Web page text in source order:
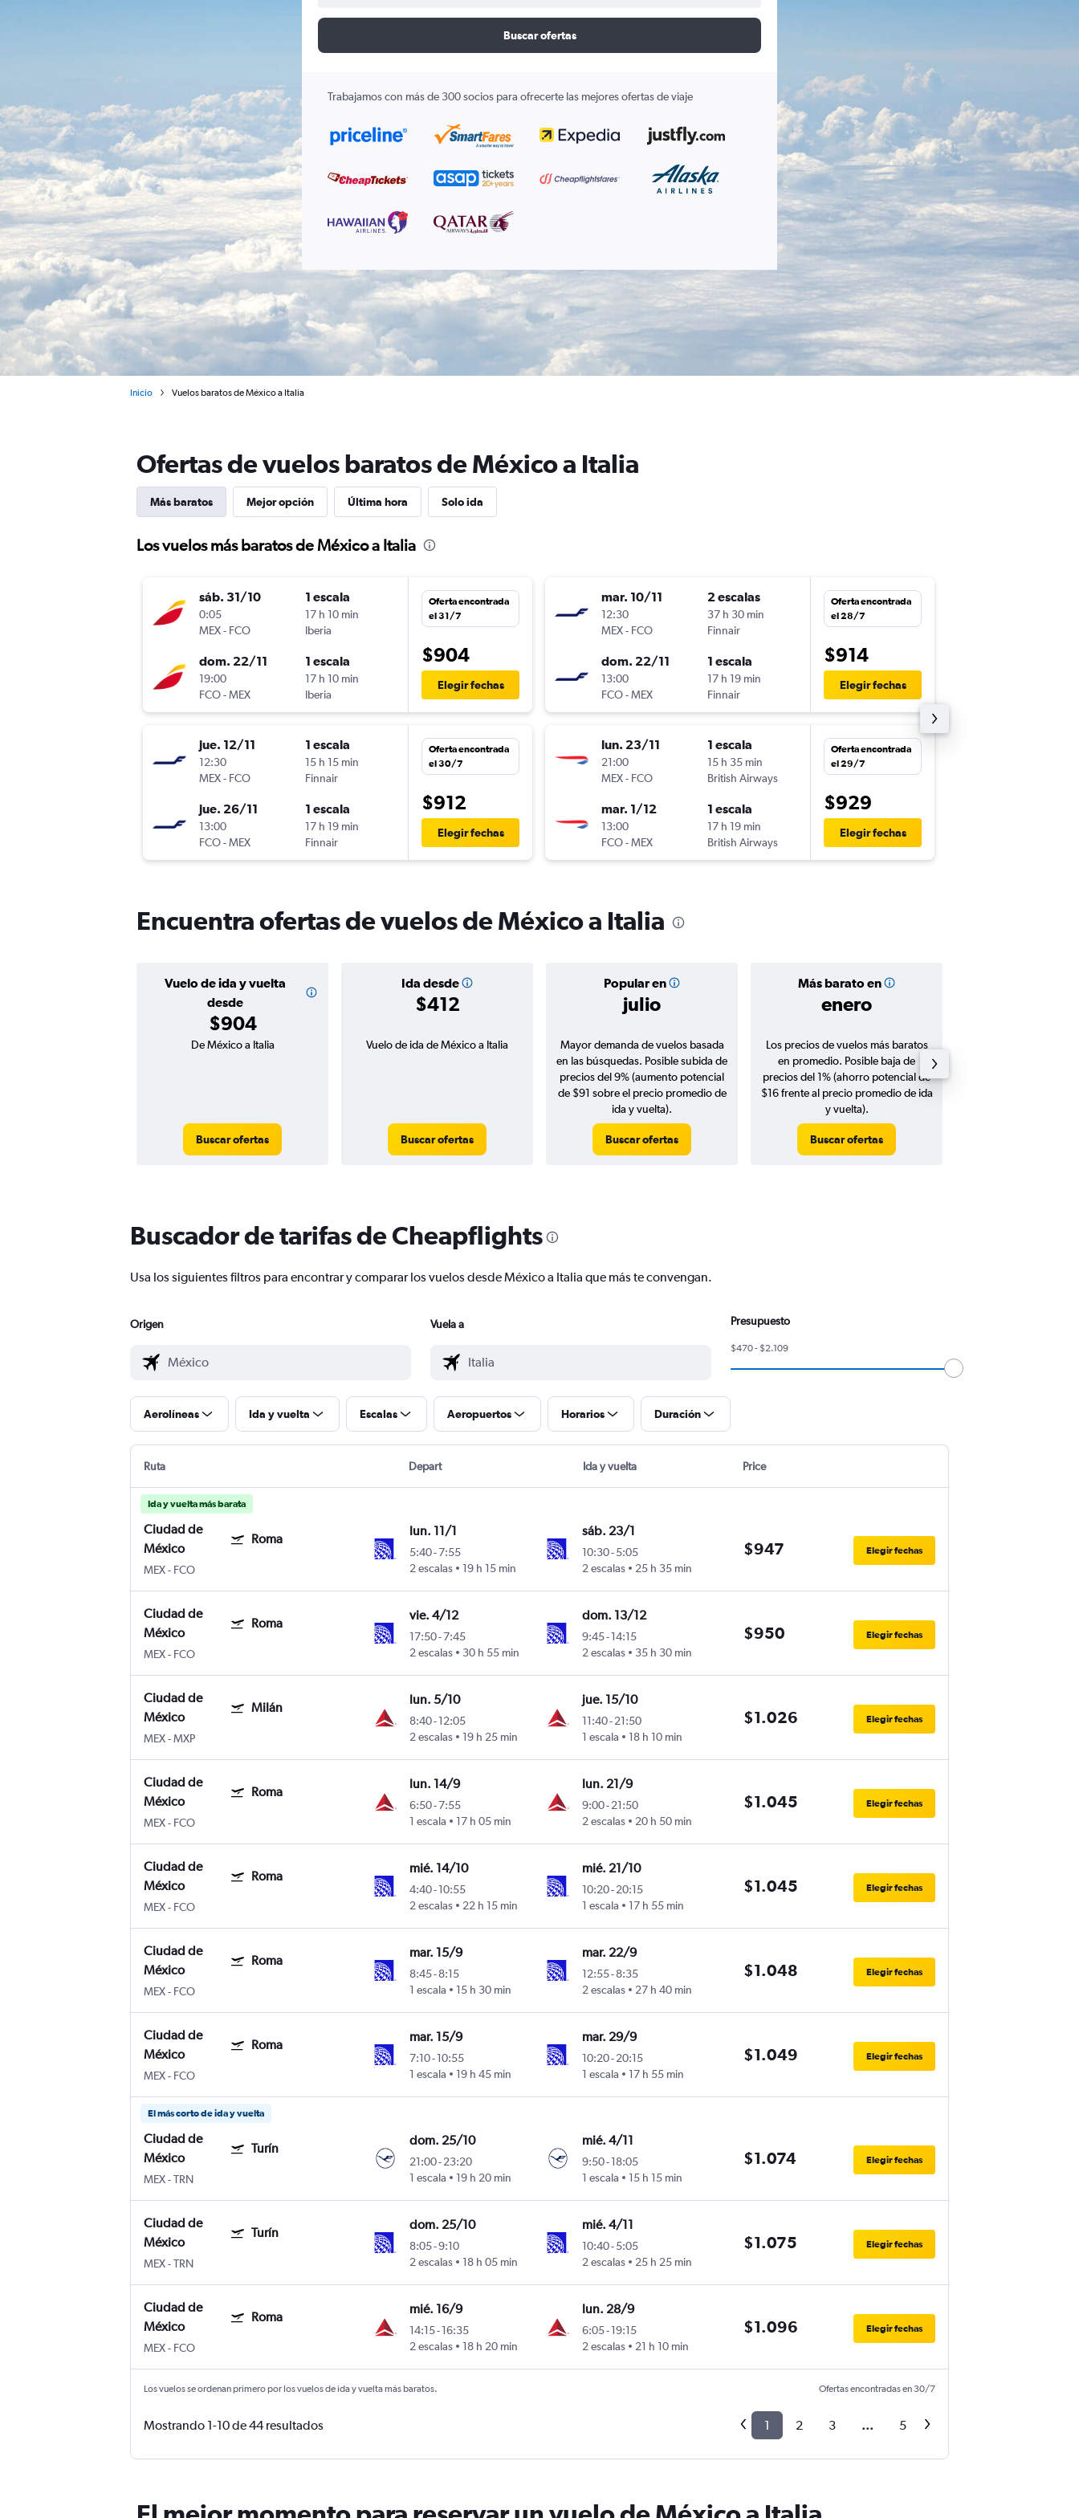
Buscar ofertas
Trabajamos con más de 300 socios para ofrecerte las mejores ofertas de viaje
Inicio Vuelos baratos de México a Italia
Ofertas de vuelos baratos de México a Italia
Más baratos Mejor opción Última hora Solo ida
Los vuelos más baratos de México a Italia
sáb. 31/10
0:05
MEX- FCO
1 escala
17 h 10 min
Iberia
dom. 22/11
19:00
FCO-MEX
1 escala
17 h 10 min
Iberia
Oferta encontrada
el 31/7
$904
Elegir fechas
jue. 12/11
12:30
MEX- FCO
1 escala
15 h 15 min
Finnair
jue. 26/11
13:00
FCO-MEX
1 escala
17 h 19 min
Finnair
Oferta encontrada
el 30/7
$912
Elegir fechas
mar. 10/11
12:30
MEX- FCO
2 escalas
37 h 30 min
Finnair
dom. 22/11
13:00
FCO-MEX
1 escala
17 h 19 min
Finnair
Oferta encontrada
el 28/7
$914
Elegir fechas
lun. 23/11
21:00
MEX- FCO
1 escala
15 h 35 min
British Airways
mar. 1/12
13:00
FCO-MEX
1 escala
17 h 19 min
British Airways
Oferta encontrada
el 29/7
$929
Elegir fechas
Encuentra ofertas de vuelos de México a Italia
Vuelo de ida y vuelta
desde
$904
Ida desde
$412
Popular en
julio
Más barato en
enero
De México a Italia
Buscar ofertas
Vuelo de ida de México a Italia
Buscar ofertas
Mayor demanda de vuelos basada
en las búsquedas. Posible subida de
precios del 9% (aumento potencial
de $91 sobre el precio promedio de
ida y vuelta).
Buscar ofertas
Los precios de vuelos más baratos
en promedio. Posible baja de
precios del 1% (ahorro potencial de
$16 frente al precio promedio de ida
y vuelta).
Buscar ofertas
Buscador de tarifas de Cheapflights
Usa los siguientes filtros para encontrar y comparar los vuelos desde México a Italia que más te convengan.
Origen Vuela a Presupuesto
$470 - $2.109
Aerolíneas Ida y vuelta Escalas Aeropuertos Horarios Duración
Ruta Depart Ida y vuelta Price
Ida y vuelta más barata
Ciudad de
México
Roma
MEX- FCO
lun. 11/1
5:40-7:55
2 escalas
19 h 15 min
sáb. 23/1
10:30-5:05
2 escalas
25 h 35 min
$947 Elegir fechas
Ciudad de
México
Roma
MEX- FCO
vie. 4/12
17:50-7:45
2 escalas
30 h 55 min
dom. 13/12
9:45-14:15
2 escalas
35 h 30 min
$950 Elegir fechas
Ciudad de
México
Milán
MEX-MXP
lun. 5/10
8:40-12:05
2 escalas
19 h 25 min
jue. 15/10
11:40-21:50
1 escala
18 h 10 min
$1.026 Elegir fechas
Ciudad de
México
Roma
MEX- FCO
lun. 14/9
6:50-7:55
1 escala
17 h 05 min
lun. 21/9
9:00-21:50
2 escalas
20 h 50 min
$1.045 Elegir fechas
Ciudad de
México
Roma
MEX- FCO
mié. 14/10
4:40-10:55
2 escalas
22 h 15 min
mié. 21/10
10:20-20:15
1 escala
17 h 55 min
$1.045 Elegir fechas
Ciudad de
México
Roma
MEX- FCO
mar. 15/9
8:45-8:15
1 escala
15 h 30 min
mar. 22/9
12:55-8:35
2 escalas
27 h 40 min
$1.048 Elegir fechas
Ciudad de
México
Roma
MEX- FCO
mar. 15/9
7:10-10:55
1 escala
19 h 45 min
mar. 29/9
10:20-20:15
1 escala
17 h 55 min
$1.049 Elegir fechas
El más corto de ida y vuelta
Ciudad de
México
Turín
MEX-TRN
dom. 25/10
21:00-23:20
1 escala
19 h 20 min
mié. 4/11
9:50-18:05
1 escala
15 h 15 min
$1.074 Elegir fechas
Ciudad de
México
Turín
MEX-TRN
dom. 25/10
8:05-9:10
2 escalas
18 h 05 min
mié. 4/11
10:40-5:05
2 escalas
25 h 25 min
$1.075 Elegir fechas
Ciudad de
México
Roma
MEX- FCO
mié. 16/9
14:15-16:35
2 escalas
18 h 20 min
lun. 28/9
6:05-19:15
2 escalas
21 h 10 min
$1.096 Elegir fechas
Los vuelos se ordenan primero por los vuelos de ida y vuelta más baratos. Ofertas encontradas en 30/7
Mostrando 1-10 de 44 resultados 1 2 3 ... 5